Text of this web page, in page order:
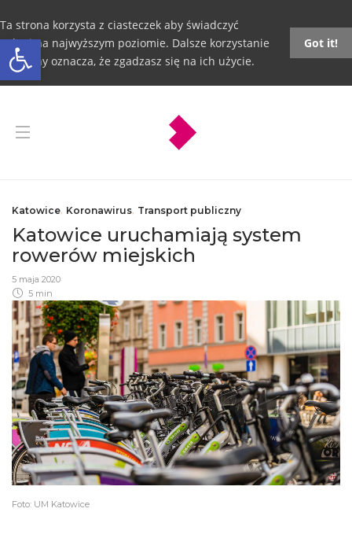
Otwórz pasek narzędzi
Ta strona korzysta z ciasteczek aby świadczyć
usługi na najwyższym poziomie. Dalsze korzystanie
ze strony oznacza, że zgadzasz się na ich użycie.
Got it!
Katowice, Koronawirus, Transport publiczny
Katowice uruchamiają system
rowerów miejskich
5 maja 2020
5 min
Foto: UM Katowice